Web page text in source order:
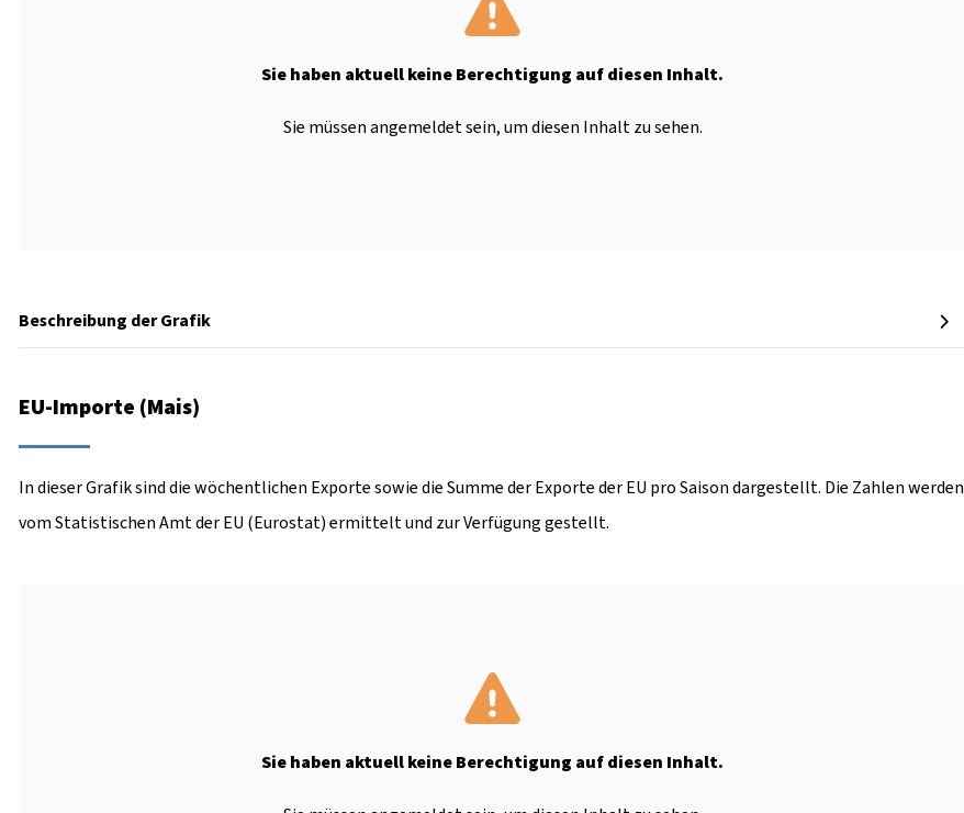
Sie haben aktuell keine Berechtigung auf diesen Inhalt.
Sie müssen angemeldet sein, um diesen Inhalt zu sehen.
Beschreibung der Grafik
EU-Importe (Mais)
In dieser Grafik sind die wöchentlichen Exporte sowie die Summe der Exporte der EU pro Saison dargestellt. Die Zahlen werden
vom Statistischen Amt der EU (Eurostat) ermittelt und zur Verfügung gestellt.
Sie haben aktuell keine Berechtigung auf diesen Inhalt.